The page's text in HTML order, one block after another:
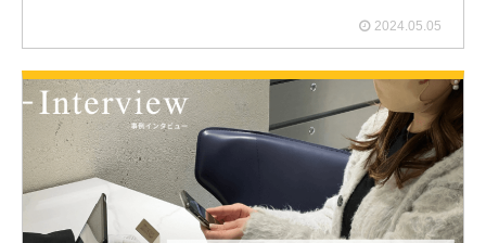
2024.05.05